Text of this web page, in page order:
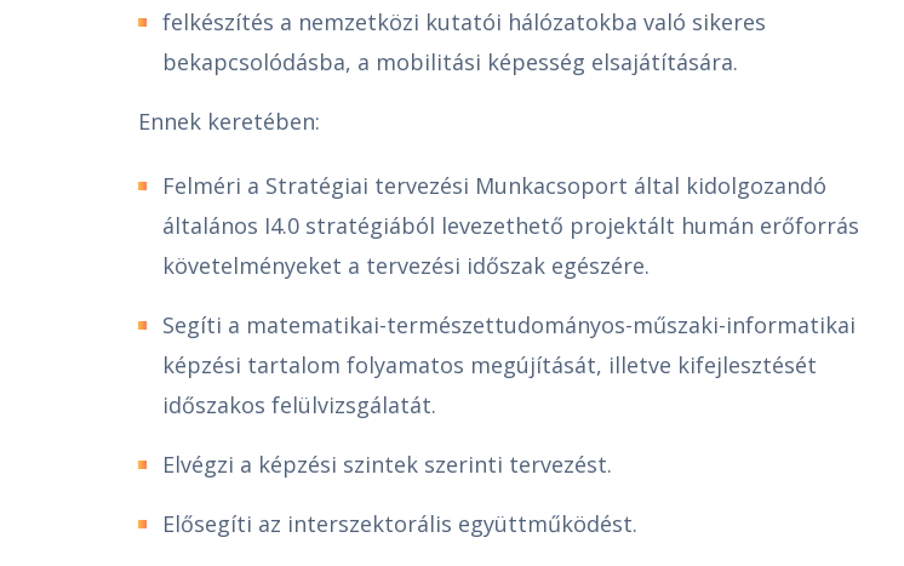
felkészítés a nemzetközi kutatói hálózatokba való sikeres
bekapcsolódásba, a mobilitási képesség elsajátítására.
Ennek keretében:
Felméri a Stratégiai tervezési Munkacsoport által kidolgozandó
általános I4.0 stratégiából levezethető projektált humán erőforrás
követelményeket a tervezési időszak egészére.
Segíti a matematikai-természettudományos-műszaki-informatikai
képzési tartalom folyamatos megújítását, illetve kifejlesztését
időszakos felülvizsgálatát.
Elvégzi a képzési szintek szerinti tervezést.
Elősegíti az interszektorális együttműködést.